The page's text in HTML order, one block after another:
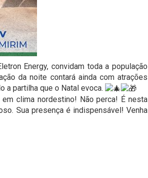
Energy, convidam toda a população
da noite contará ainda com atrações
a partilha que o Natal evoca.
clima nordestino! Não perca! É nesta
Sua presença é indispensável! Venha